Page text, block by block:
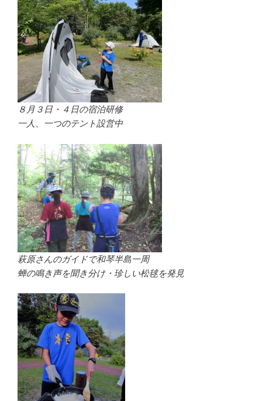
８月３日・４日の宿泊研修
一人、一つのテント設営中
萩原さんのガイドで和琴半島一周
蝉の鳴き声を聞き分け・珍しい松毬を発見